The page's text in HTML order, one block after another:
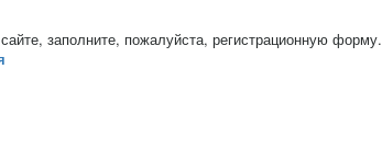
заполните, пожалуйста, регистрационную форму.